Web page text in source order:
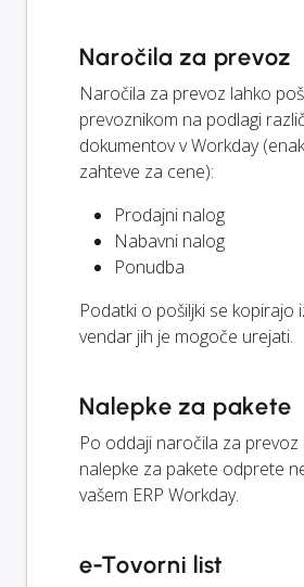
Naročila za prevoz
Naročila za prevoz lahko
prevoznikom na podlagi
dokumentov v Workday
zahteve za cene):
Prodajni nalog
Nabavni nalog
Ponudba
Podatki o pošiljki se kopirajo
vendar jih je mogoče urejati.
Nalepke za pakete
Po oddaji naročila za prevoz
nalepke za pakete odprete
vašem ERP Workday.
e-Tovorni list